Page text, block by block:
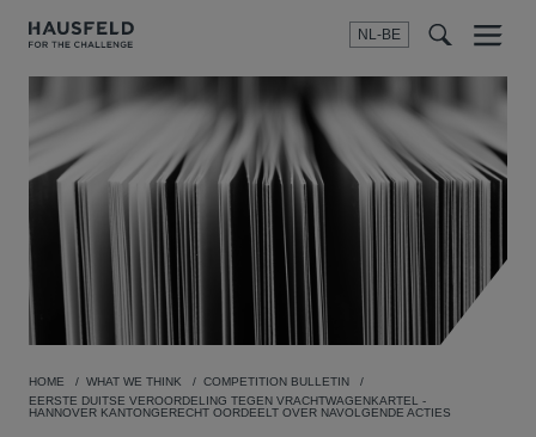
NL-BE
Menu
HOME WHAT WE THINK
COMPETITION BULLETIN
EERSTE DUITSE VEROORDELING TEGEN VRACHTWAGENKARTEL -
HANNOVER KANTONGERECHT OORDEELT OVER NAVOLGENDE ACTIES